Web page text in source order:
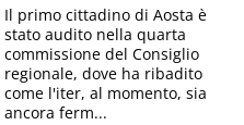
Il primo cittadino di Aosta è
stato audito nella quarta
commissione del Consiglio
regionale, dove ha ribadito
come l'iter, al momento, sia
ancora ferm...